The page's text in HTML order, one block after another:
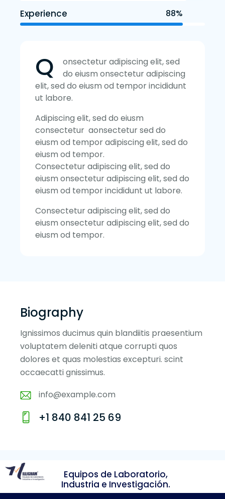
Experience 88%
Q
onsectetur adipiscing elit, sed
do eiusm onsectetur adipiscing
elit, sed do eiusm od tempor incididunt
ut labore.
Adipiscing elit, sed do eiusm
consectetur aonsectetur sed do
eiusm od tempor adipiscing elit, sed do
eiusm od tempor.
Consectetur adipiscing elit, sed do
eiusm onsectetur adipiscing elit, sed do
eiusm od tempor incididunt ut labore.
Consectetur adipiscing elit, sed do
eiusm onsectetur adipiscing elit, sed do
eiusm od tempor.
Biography
Ignissimos ducimus quin blandiitis praesentium
voluptatem deleniti atque corrupti quos
dolores et quas molestias excepturi. scint
occaecatti gnissimus.
E-
m
info@example.com
ne
:
+1 840 841 25 69
Equipos de Laboratorio,
Industria e Investigación.